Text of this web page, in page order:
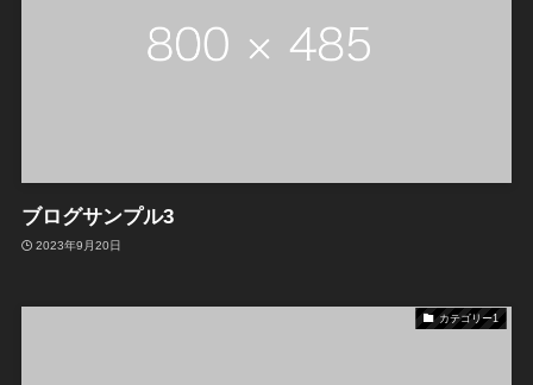
ブログサンプル3
2023年9月20日
カテゴリー1